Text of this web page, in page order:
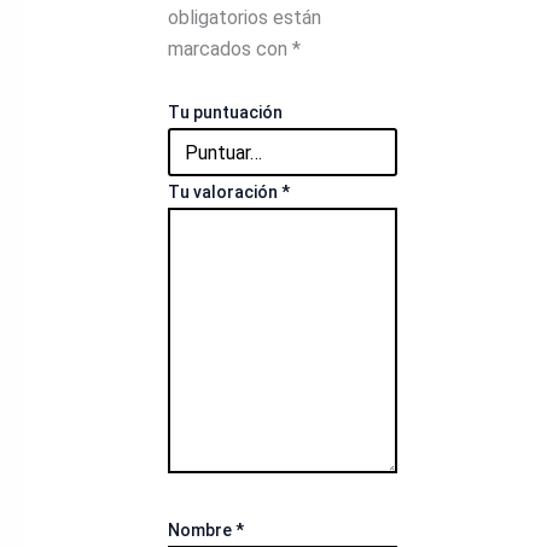
obligatorios están
marcados con *
Tu puntuación
Tu valoración *
Nombre*